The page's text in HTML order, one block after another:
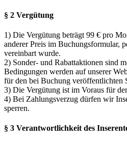
§ 2 Vergütung
1) Die Vergütung beträgt 99 € pro
anderer Preis im Buchungsformular,
vereinbart wurde.
2) Sonder- und Rabattaktionen sind
Bedingungen werden auf unserer
für den bei Buchung veröffentlichten
3) Die Vergütung ist im Voraus für
4) Bei Zahlungsverzug dürfen wir
sperren.
§ 3 Verantwortlichkeit des